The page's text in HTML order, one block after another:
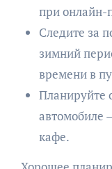
при онлайн-
Следите за
зимний
времени в
Планируйте
автомобиле
кафе.